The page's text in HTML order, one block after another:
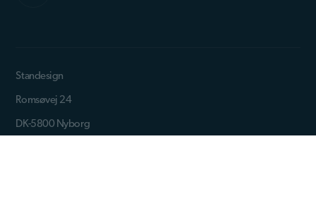
Standesign
Romsøvej 24
DK-5800 Nyborg